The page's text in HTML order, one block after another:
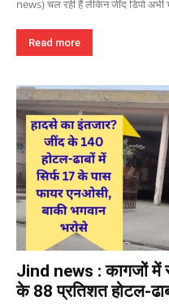
news) चल रही हैं लेकिन जींद डिपो अभी
Read more
Jind news : कागजों में
के 88 प्रतिशत होटल-